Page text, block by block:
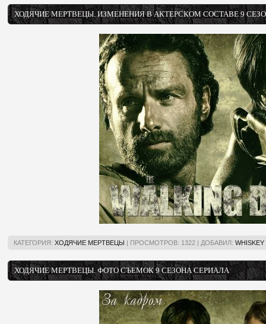
ХОДЯЧИЕ МЕРТВЕЦЫ. ИЗМЕНЕНИЯ В АКТЕРСКОМ СОСТАВЕ 9
КАТЕГОРИЯ: ХОДЯЧИЕ МЕРТВЕЦЫ | ПРОСМОТРОВ: 1322 | ДОБАВИЛ: WHISKEY
ХОДЯЧИЕ МЕРТВЕЦЫ. ФОТО СЪЕМОК 9 СЕЗОНА СЕРИАЛА